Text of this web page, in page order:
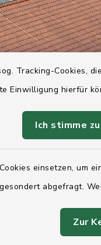
Tracking-Cookies,
Einwilligung hierfür
Ich stimme zu
einsetzen, um
abgefragt.
Zur